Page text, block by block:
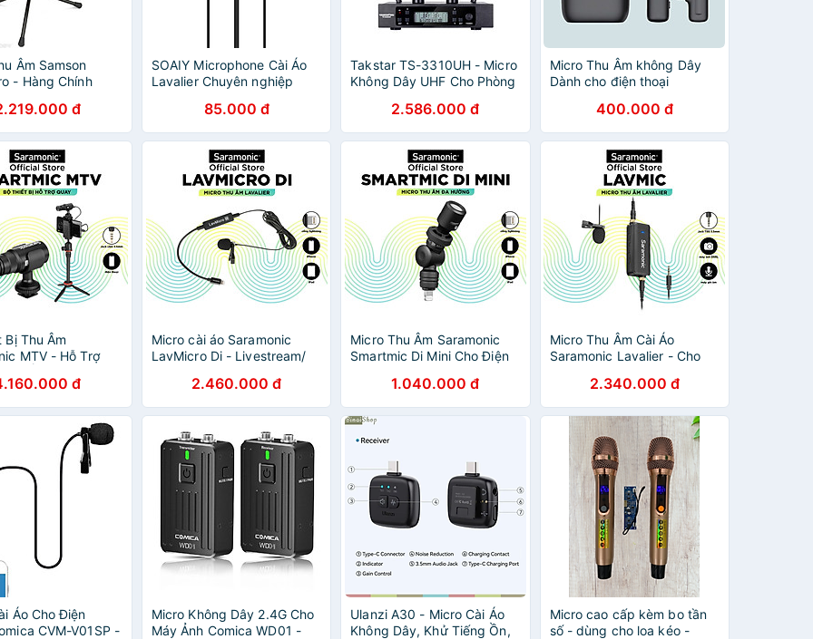
Âm Samson
- Hàng Chính
đ
SOAIY Microphone Cài Áo
Lavalier Chuyên nghiệp
Hàng Nhập Khẩu
85.000 đ
Takstar TS-3310UH - Micro
Không Dây UHF Cho Phòng
Karaoke Gia Đình, Phạm Vi
100m - Hàng Chính Hãng
2.586.000 đ
Micro Thu Âm không Dây
Dành cho điện thoại
tính bảng chất lượng cao
Hỗ Trợ Quay Video
Livestream - hàng nhập
400.000 đ
Bị Thu Âm
MTV - Hỗ Trợ
- Hàng Chính
đ
Micro cài áo Saramonic
LavMicro Di - Livestream/
Chuyên Dùng Cho Điện
Thoại - Hàng Chính Hãng
2.460.000 đ
Micro Thu Âm Saramonic
Smartmic Di Mini Cho Điện
bị Ios Chuẩn MFi Để
Livestream / Phỏng Vấn /
Podcast - Hàng Chính Hãng
1.040.000 đ
Micro Thu Âm Cài Áo
Saramonic Lavalier - Cho
nối kết hợp TRS/ TRRS
3,5mm & Bộ Chuyển Đổi
6,3mm - Hàng Chính Hãng
2.340.000 đ
Áo Cho Điện
CVM-V01SP -
Micro Không Dây 2.4G Cho
Máy Ảnh Comica WD01 -
Ulanzi A30 - Micro Cài Áo
Không Dây, Khử Tiếng Ồn,
Micro cao cấp kèm bo tần
số - dùng cho loa kéo -